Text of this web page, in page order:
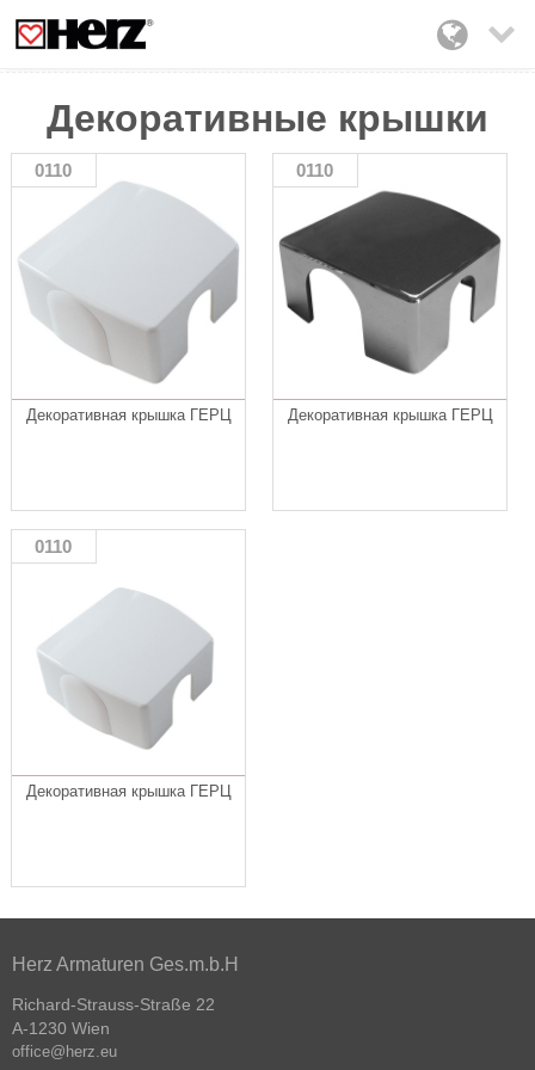

Декоративные крышки
0110
Декоративная крышка ГЕРЦ
0110
Декоративная крышка ГЕРЦ
0110
Декоративная крышка ГЕРЦ
Herz Armaturen Ges.m.b.H
Richard-Strauss-Straße 22
A-1230 Wien
office@herz.eu